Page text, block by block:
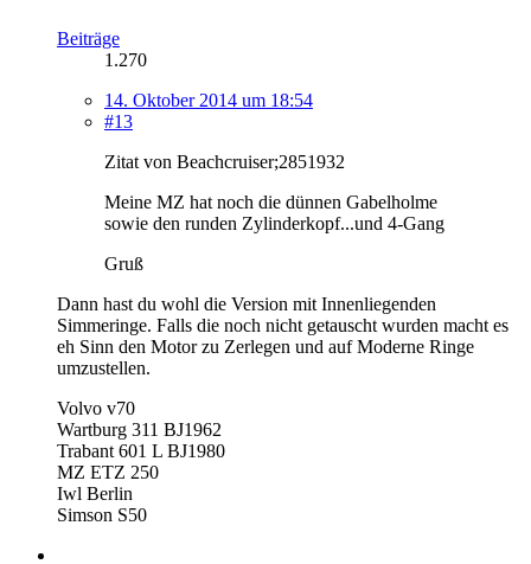
Beiträge
1.270
14. Oktober 2014 um 18:54
#13
Zitat von Beachcruiser;2851932
Meine MZ hat noch die dünnen Gabelholme
sowie den runden Zylinderkopf...und 4-Gang
Gruß
Dann hast du wohl die Version mit Innenliegenden
Simmeringe. Falls die noch nicht getauscht wurden macht es
eh Sinn den Motor zu Zerlegen und auf Moderne Ringe
umzustellen.
Volvo v70
Wartburg 311 BJ1962
Trabant 601 L BJ1980
MZ ETZ 250
Iwl Berlin
Simson S50